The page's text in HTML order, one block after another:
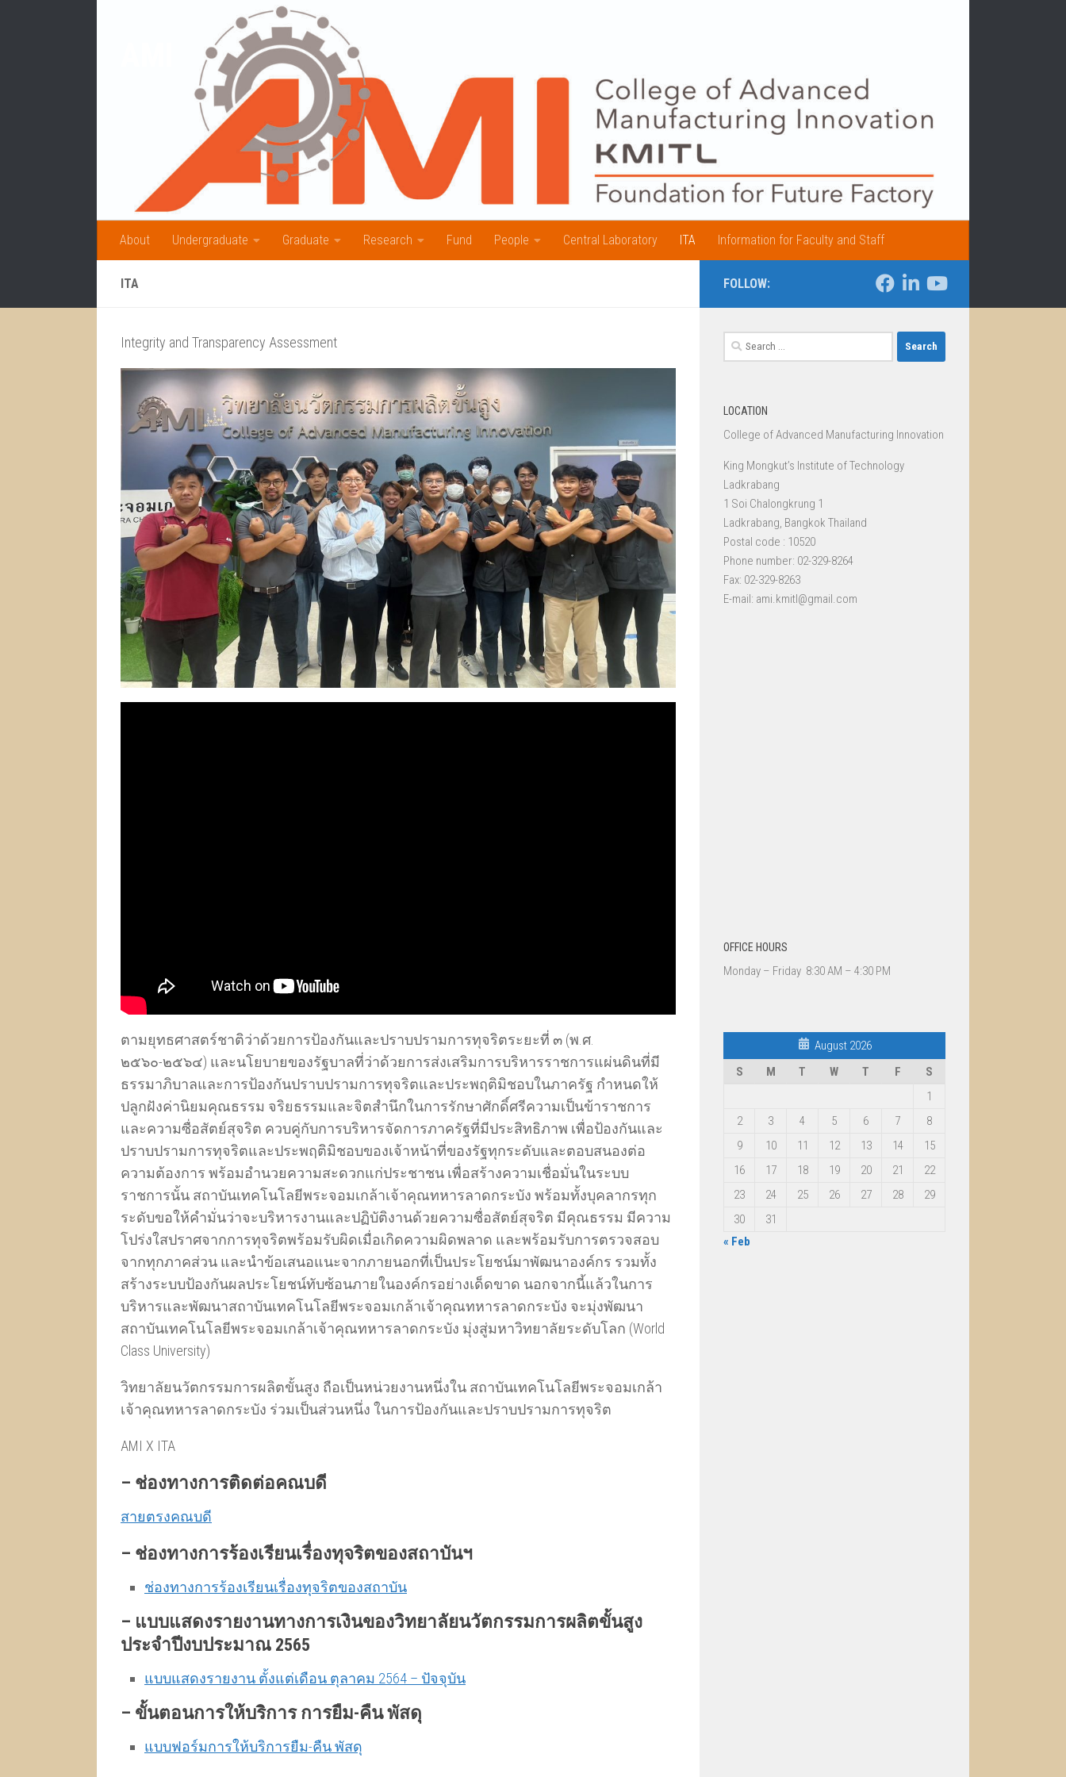
About Undergraduate Graduate Research Fund People Central Laboratory ITA Information for Faculty and Staff
ITA
Integrity and Transparency Assessment
ตามยุทธศาสตร์ชาติว่าด้วยการป้องกันและปราบปรามการทุจริตระยะที่ ๓ (พ.ศ.
๒๕๖๐-๒๕๖๔) และนโยบายของรัฐบาลที่ว่าด้วยการส่งเสริมการบริหารราชการแผ่นดินที่มี
ธรรมาภิบาลและการป้องกันปราบปรามการทุจริตและประพฤติมิชอบในภาครัฐ กำหนดให้
ปลูกฝังค่านิยมคุณธรรม จริยธรรมและจิตสำนึกในการรักษาศักดิ์ศรีความเป็นข้าราชการ
และความซื่อสัตย์สุจริต ควบคู่กับการบริหารจัดการภาครัฐที่มีประสิทธิภาพ เพื่อป้องกันและ
ปราบปรามการทุจริตและประพฤติมิชอบของเจ้าหน้าที่ของรัฐทุกระดับและตอบสนองต่อ
ความต้องการ พร้อมอำนวยความสะดวกแก่ประชาชน เพื่อสร้างความเชื่อมั่นในระบบ
ราชการนั้น สถาบันเทคโนโลยีพระจอมเกล้าเจ้าคุณทหารลาดกระบัง พร้อมทั้งบุคลากรทุก
ระดับขอให้คำมั่นว่าจะบริหารงานและปฏิบัติงานด้วยความซื่อสัตย์สุจริต มีคุณธรรม มีความ
โปร่งใสปราศจากการทุจริตพร้อมรับผิดเมื่อเกิดความผิดพลาด และพร้อมรับการตรวจสอบ
จากทุกภาคส่วน และนำข้อเสนอแนะจากภายนอกที่เป็นประโยชน์มาพัฒนาองค์กร รวมทั้ง
สร้างระบบป้องกันผลประโยชน์ทับซ้อนภายในองค์กรอย่างเด็ดขาด นอกจากนี้แล้วในการ
บริหารและพัฒนาสถาบันเทคโนโลยีพระจอมเกล้าเจ้าคุณทหารลาดกระบัง จะมุ่งพัฒนา
สถาบันเทคโนโลยีพระจอมเกล้าเจ้าคุณทหารลาดกระบัง มุ่งสู่มหาวิทยาลัยระดับโลก (World
Class University)
วิทยาลัยนวัตกรรมการผลิตขั้นสูง ถือเป็นหน่วยงานหนึ่งใน สถาบันเทคโนโลยีพระจอมเกล้า
เจ้าคุณทหารลาดกระบัง ร่วมเป็นส่วนหนึ่ง ในการป้องกันและปราบปรามการทุจริต
AMI X ITA
– ช่องทางการติดต่อคณบดี
สายตรงคณบดี
– ช่องทางการร้องเรียนเรื่องทุจริตของสถาบันฯ
ช่องทางการร้องเรียนเรื่องทุจริตของสถาบัน
– แบบแสดงรายงานทางการเงินของวิทยาลัยนวัตกรรมการผลิตขั้นสูง
ประจำปีงบประมาณ 2565
แบบแสดงรายงาน ตั้งแต่เดือน ตุลาคม 2564 – ปัจจุบัน
– ขั้นตอนการให้บริการ การยืม-คืน พัสดุ
แบบฟอร์มการให้บริการยืม-คืน พัสดุ
FOLLOW:
Search
for:
LOCATION
College of Advanced Manufacturing Innovation
King Mongkut’s Institute of Technology
Ladkrabang
1 Soi Chalongkrung 1
Ladkrabang, Bangkok Thailand
Postal code : 10520
Phone number: 02-329-8264
Fax: 02-329-8263
E-mail: ami.kmitl@gmail.com
OFFICE HOURS
Monday – Friday 8:30 AM – 4:30 PM
August 2026
S
M T W T F
S
1
2
3 4 5 6 7
8
9
10 11 12 13 14
15
16
17 18 19 20 21
22
23
24 25 26 27 28
29
30
31
« Feb